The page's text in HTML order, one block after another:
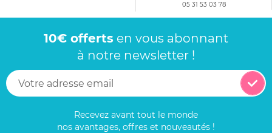
05 31 53 03 78
10€ offerts en vous abonnant
à notre newsletter !
Recevez avant tout le monde
nos avantages, offres et nouveautés !